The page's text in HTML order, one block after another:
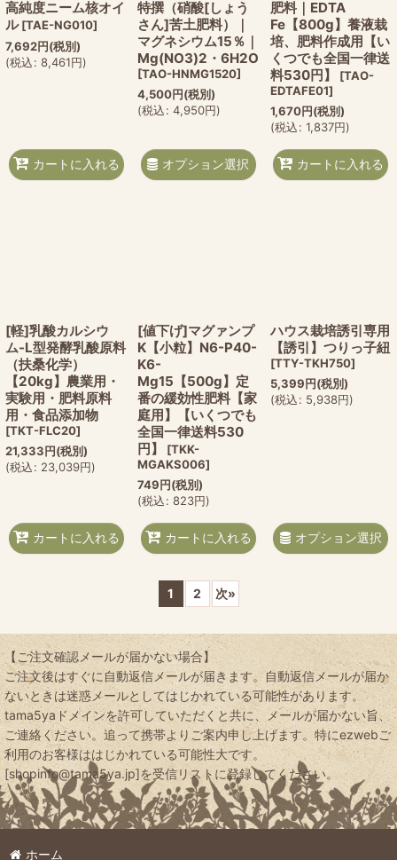
高純度ニーム核オイ
ル [TAE-NG010]
7,692円(税別)
(税込: 8,461円)
カートに入れる
特撰（硝酸[しょう
さん]苦土肥料）｜
マグネシウム15％｜
Mg(NO3)2・6H2O
[TAO-HNMG1520]
4,500円(税別)
(税込: 4,950円)
オプション選択
肥料｜EDTA
Fe【800g】養液栽
培、肥料作成用【い
くつでも全国一律送
料530円】
[TAO-
EDTAFE01]
1,670円(税別)
(税込: 1,837円)
カートに入れる
[軽]乳酸カルシウ
ム-L型発酵乳酸原料
（扶桑化学）
【20kg】農業用・
実験用・肥料原料
用・食品添加物
[TKT-FLC20]
21,333円(税別)
(税込: 23,039円)
カートに入れる
[値下げ]マグァンプ
K【小粒】N6-P40-
K6-
Mg15【500g】定
番の緩効性肥料【家
庭用】【いくつでも
全国一律送料530
円】
[TKK-
MGAKS006]
749円(税別)
(税込: 823円)
カートに入れる
ハウス栽培誘引専用
【誘引】つりっ子紐
[TTY-TKH750]
5,399円(税別)
(税込: 5,938円)
オプション選択
1 2 次»
【ご注文確認メールが届かない場合】
ご注文後はすぐに自動返信メールが届きます。自動返信メールが届か
ないときは迷惑メールとしてはじかれている可能性があります。
tama5yaドメインを許可していただくと共に、メールが届かない旨、
ご連絡ください。追って携帯よりご案内申し上げます。特にezwebご
利用のお客様ははじかれている可能性大です。
[shopinfo@tama5ya.jp]を受信リストに登録してください。
ホーム